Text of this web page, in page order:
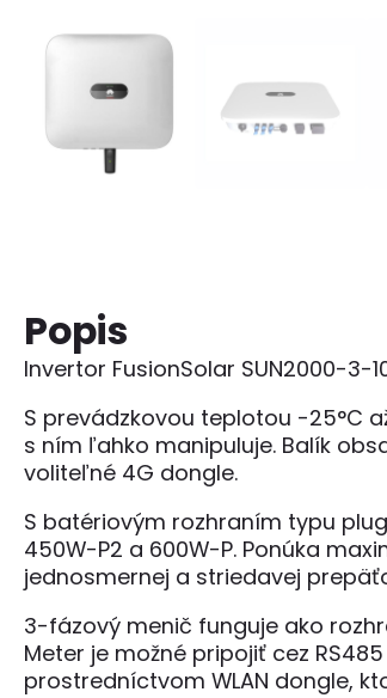
Popis
Invertor FusionSolar SUN2000-
S prevádzkovou teplotou -25°C
s ním ľahko manipuluje. Balík
voliteľné 4G dongle.
S batériovým rozhraním typu
450W-P2 a 600W-P. Ponúka
jednosmernej a striedavej
3-fázový menič funguje ako
Meter je možné pripojiť cez
prostredníctvom WLAN dongle,